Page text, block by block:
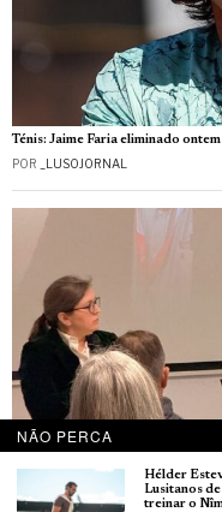
Ténis: Jaime Faria eliminado
POR _LUSOJORNAL
NÃO PERCA
Hélder
Lusitanos
treinar o